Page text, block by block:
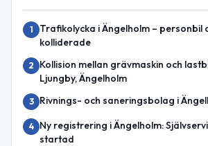
1
Trafikolycka i Ängelholm – personbil
kolliderade
2
Kollision mellan grävmaskin och
Ljungby, Ängelholm
3 Rivnings- och saneringsbolag i
4
Ny registrering i Ängelholm:
startad